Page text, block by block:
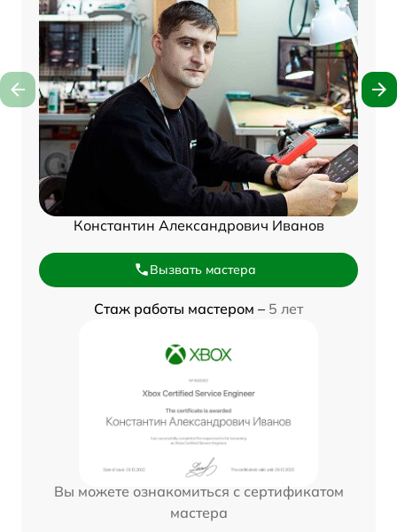
Константин Александрович Иванов
Вызвать мастера
Стаж работы мастером – 5 лет
Вы можете ознакомиться с сертификатом
мастера